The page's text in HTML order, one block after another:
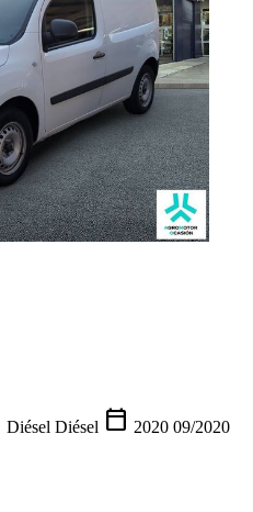
Diésel Diésel calendar_today 2020 09/2020